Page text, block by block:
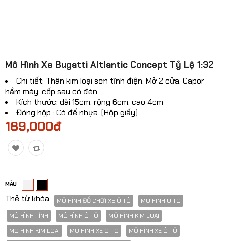
Mô hình xe cơ giới
Mô hình Xe cổ
Tỷ lệ mô hình
Mô hình lắp ráp
Máy bay dân sự
Mô hình nhân vật
Mô hình xe mô tô - xe máy
Xem thêm danh mục
Mô Hình Xe Bugatti Altlantic Concept Tỷ Lệ 1:32
Chi tiết: Thân kim loại sơn tĩnh điện. Mở 2 cửa, Capor
hầm máy, cốp sau có đèn
Kích thước: dài 15cm, rộng 6cm, cao 4cm
Đóng hộp : Có đế nhựa. (Hộp giấy)
189,000đ
MÀU
Thẻ từ khóa: MÔ HÌNH ĐỒ CHƠI XE Ô TÔ
MO HINH O TO
MÔ HÌNH TĨNH
MÔ HÌNH Ô TÔ
MÔ HÌNH KIM LOẠI
MO HINH KIM LOAI
MO HINH XE O TO
MÔ HÌNH XE Ô TÔ